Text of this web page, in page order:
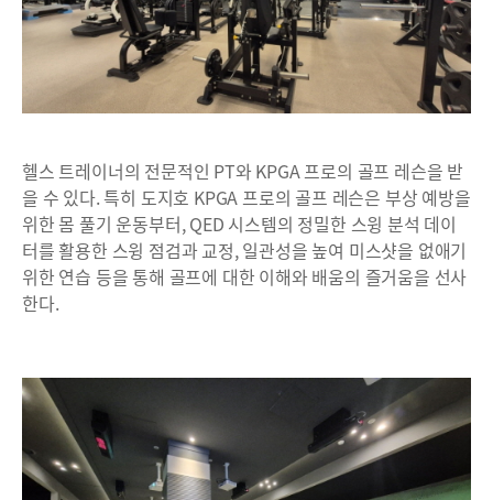
헬스 트레이너의 전문적인 PT와 KPGA 프로의 골프 레슨을 받
을 수 있다. 특히 도지호 KPGA 프로의 골프 레슨은 부상 예방을
위한 몸 풀기 운동부터, QED 시스템의 정밀한 스윙 분석 데이
터를 활용한 스윙 점검과 교정, 일관성을 높여 미스샷을 없애기
위한 연습 등을 통해 골프에 대한 이해와 배움의 즐거움을 선사
한다.